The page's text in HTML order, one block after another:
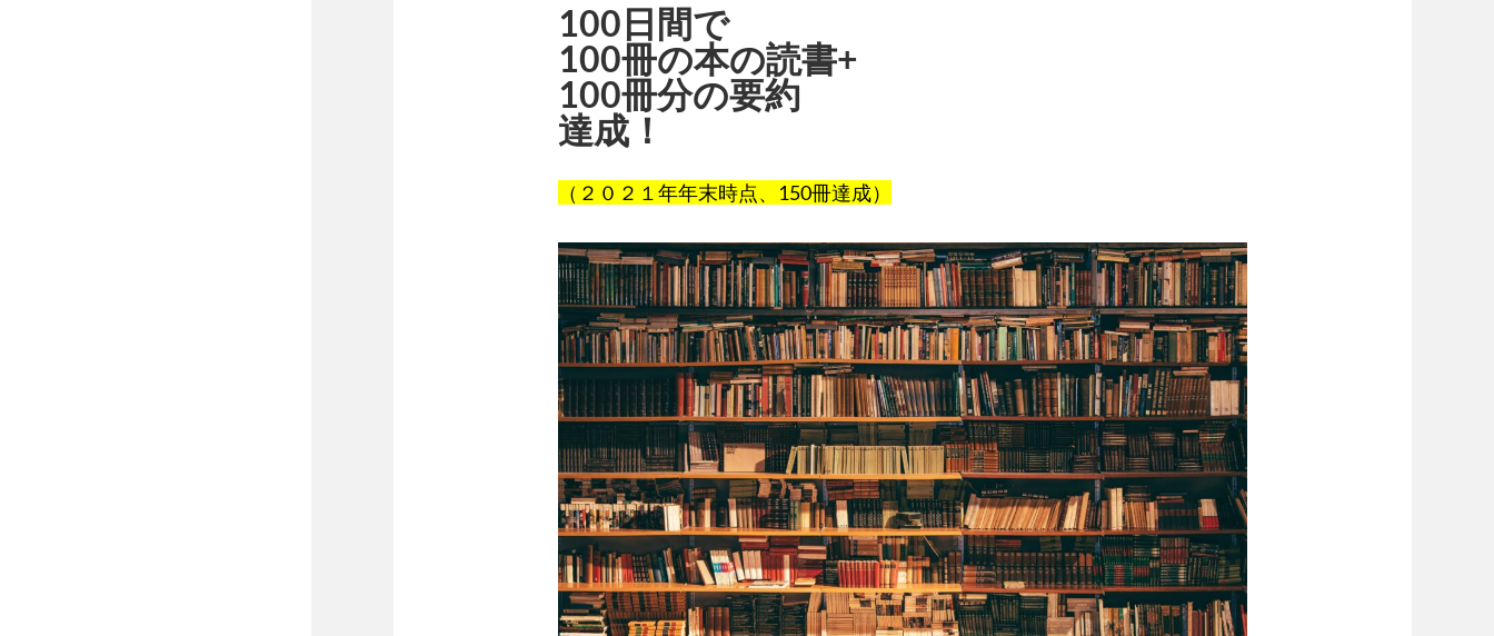
100日間で
100冊の本の読書+
100冊分の要約
達成！
（２０２１年年末時点、150冊達成）